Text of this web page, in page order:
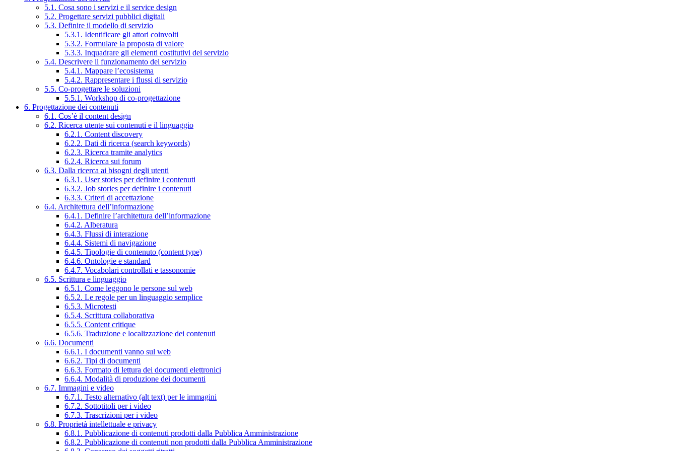
5.1. Cosa sono i servizi e il service design
5.2. Progettare servizi pubblici digitali
5.3. Definire il modello di servizio
5.3.1. Identificare gli attori coinvolti
5.3.2. Formulare la proposta di valore
5.3.3. Inquadrare gli elementi costitutivi del servizio
5.4. Descrivere il funzionamento del servizio
5.4.1. Mappare l’ecosistema
5.4.2. Rappresentare i flussi di servizio
5.5. Co-progettare le soluzioni
5.5.1. Workshop di co-progettazione
6. Progettazione dei contenuti
6.1. Cos’è il content design
6.2. Ricerca utente sui contenuti e il linguaggio
6.2.1. Content discovery
6.2.2. Dati di ricerca (search keywords)
6.2.3. Ricerca tramite analytics
6.2.4. Ricerca sui forum
6.3. Dalla ricerca ai bisogni degli utenti
6.3.1. User stories per definire i contenuti
6.3.2. Job stories per definire i contenuti
6.3.3. Criteri di accettazione
6.4. Architettura dell’informazione
6.4.1. Definire l’architettura dell’informazione
6.4.2. Alberatura
6.4.3. Flussi di interazione
6.4.4. Sistemi di navigazione
6.4.5. Tipologie di contenuto (content type)
6.4.6. Ontologie e standard
6.4.7. Vocabolari controllati e tassonomie
6.5. Scrittura e linguaggio
6.5.1. Come leggono le persone sul web
6.5.2. Le regole per un linguaggio semplice
6.5.3. Microtesti
6.5.4. Scrittura collaborativa
6.5.5. Content critique
6.5.6. Traduzione e localizzazione dei contenuti
6.6. Documenti
6.6.1. I documenti vanno sul web
6.6.2. Tipi di documenti
6.6.3. Formato di lettura dei documenti elettronici
6.6.4. Modalità di produzione dei documenti
6.7. Immagini e video
6.7.1. Testo alternativo (alt text) per le immagini
6.7.2. Sottotitoli per i video
6.7.3. Trascrizioni per i video
6.8. Proprietà intellettuale e privacy
6.8.1. Pubblicazione di contenuti prodotti dalla Pubblica Amministrazione
6.8.2. Pubblicazione di contenuti non prodotti dalla Pubblica Amministrazione